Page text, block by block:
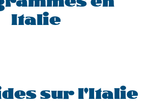
Italie
sur l'Italie